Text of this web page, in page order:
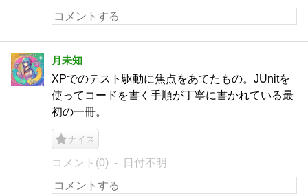
月未知
XPでのテスト駆動に焦点をあてたもの。JUnitを
使ってコードを書く手順が丁寧に書かれている最
初の一冊。
ナイス
コメント(0) 日付不明